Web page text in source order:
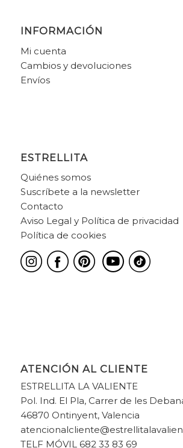
INFORMACIÓN
Mi cuenta
Cambios y devoluciones
Envíos
ESTRELLITA
Quiénes somos
Suscríbete a la newsletter
Contacto
Aviso Legal y Política de privacidad
Política de cookies
ATENCIÓN AL CLIENTE
ESTRELLITA LA VALIENTE
Pol. Ind. El Pla, Carrer de les
46870 Ontinyent, Valencia
TELF MÓVIL 682 33 83 69